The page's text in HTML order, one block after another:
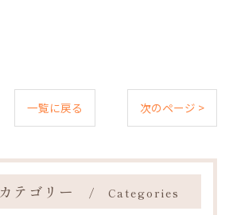
一覧に戻る 次のページ >
カテゴリー Categories